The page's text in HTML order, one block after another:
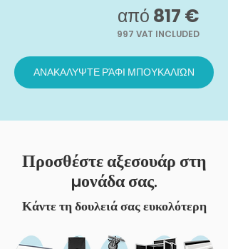
από 817 €
997 VAT INCLUDED
ΑΝΑΚΑΛΥΨΤΕ ΡΆΦΙ ΜΠΟΥΚΑΛΙΏΝ
Προσθέστε αξεσουάρ στη
μονάδα σας.
Κάντε τη δουλειά σας ευκολότερη